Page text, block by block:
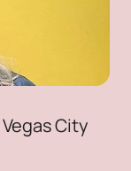
City